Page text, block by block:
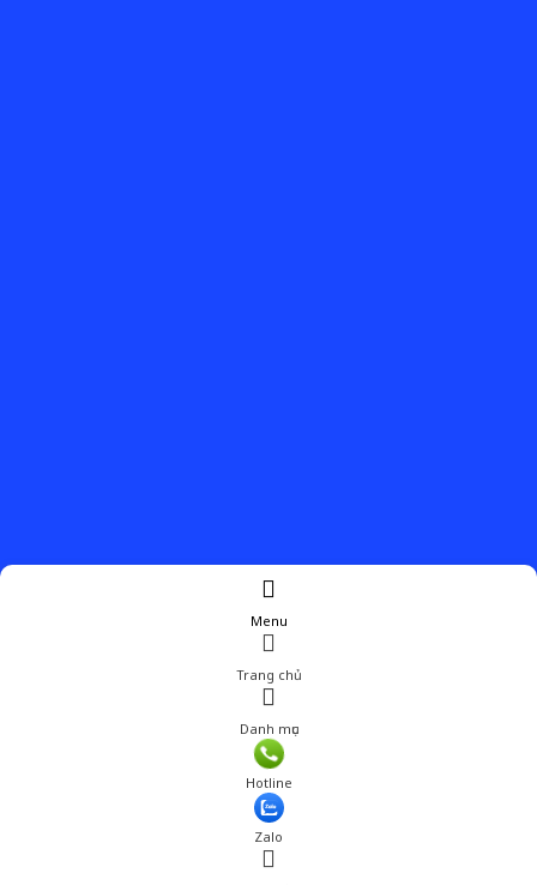
Menu
Trang chủ
Danh mục
Hotline
Zalo